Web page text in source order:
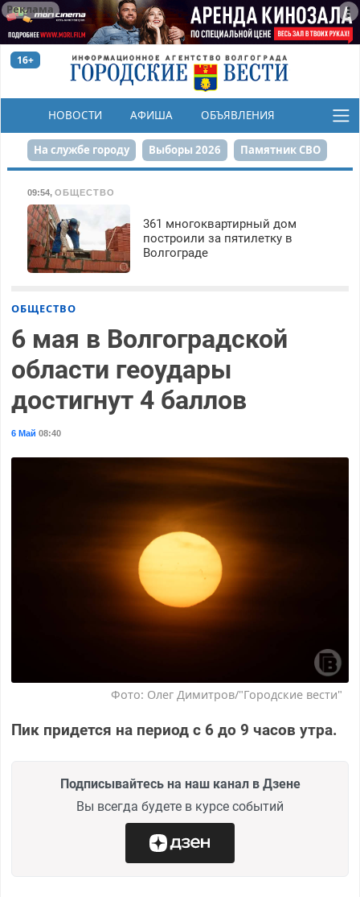
Реклама
16+
НОВОСТИ АФИША ОБЪЯВЛЕНИЯ
КОНКУРСЫ
На службе городу Выборы 2026 Памятник СВО
Набережная День Победы Реконструкция ЦПКиО
80-летие Победы Парк Героев-летчиков
09:54, ОБЩЕСТВО
361 многоквартирный дом
построили за пятилетку в
Волгограде
ОБЩЕСТВО
6 мая в Волгоградской
области геоудары
достигнут 4 баллов
6 Май 08:40
Фото: Олег Димитров/"Городские вести"
Пик придется на период с 6 до 9 часов утра.
Подписывайтесь на наш канал в Дзене
Вы всегда будете в курсе событий